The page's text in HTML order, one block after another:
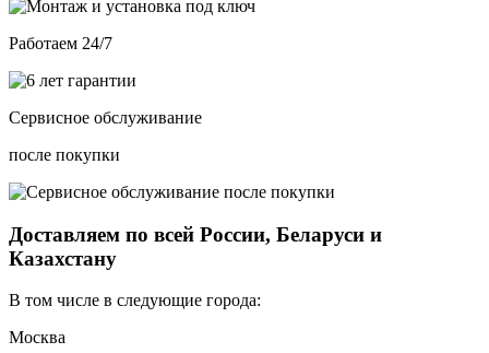
Работаем 24/7
Сервисное обслуживание
после покупки
Доставляем по всей России, Беларуси и
Казахстану
В том числе в следующие города:
Москва